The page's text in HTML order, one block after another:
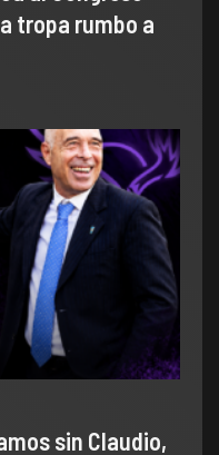
tropa rumbo a
sin Claudio,